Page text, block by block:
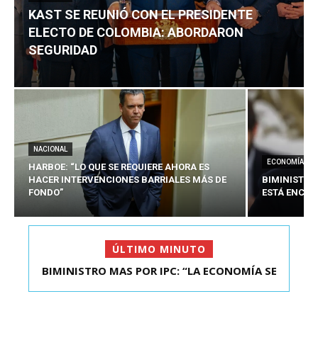
KAST SE REUNIÓ CON EL PRESIDENTE
ELECTO DE COLOMBIA: ABORDARON
SEGURIDAD
NACIONAL
HARBOE: “LO QUE SE REQUIERE AHORA ES
HACER INTERVENCIONES BARRIALES MÁS DE
FONDO”
ECONOMÍA
BIMINISTRO
ESTÁ
ÚLTIMO MINUTO
KAST SE REUNIÓ CON EL PRESIDENTE ELECTO DE
BIMINISTRO MAS POR IPC: “LA ECONOMÍA SE